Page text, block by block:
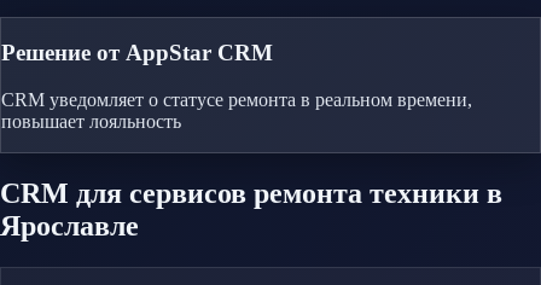
Решение от AppStar CRM
CRM уведомляет о статусе ремонта в реальном времени,
повышает лояльность
CRM для сервисов ремонта техники в
Ярославле